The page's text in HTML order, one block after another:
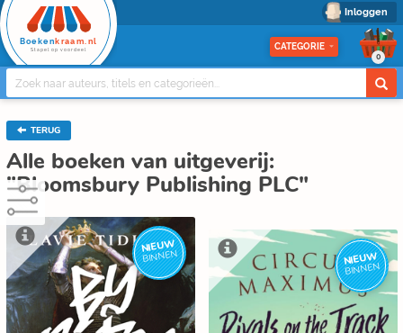
Inloggen
Boeken kraam.nl
Stapel op voordeel CATEGORIE
0
TERUG
Alle boeken van uitgeverij:
"Bloomsbury Publishing PLC"
NIEUW
BINNEN NIEUW
BINNEN